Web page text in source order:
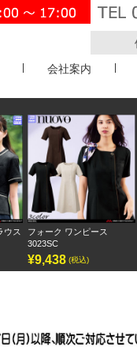
会社案内
ス
フォーク ワンピース
3023SC
¥9,438 (税込)